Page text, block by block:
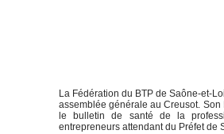
La Fédération du BTP de Saône-et-
assemblée générale au Creusot. Son
le bulletin de santé de la
entrepreneurs attendant du Préfet de